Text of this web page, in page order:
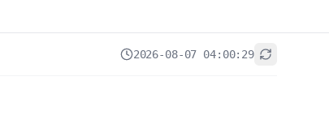
2026-08-07 04:00:29